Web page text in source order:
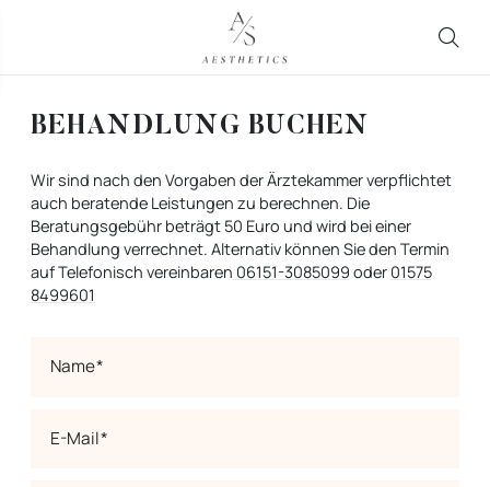
BEHANDLUNG BUCHEN
Wir sind nach den Vorgaben der Ärztekammer verpflichtet
auch beratende Leistungen zu berechnen. Die
Beratungsgebühr beträgt 50 Euro und wird bei einer
Behandlung verrechnet. Alternativ können Sie den Termin
auf Telefonisch vereinbaren 06151-3085099 oder 01575
8499601
Name
E-Mail